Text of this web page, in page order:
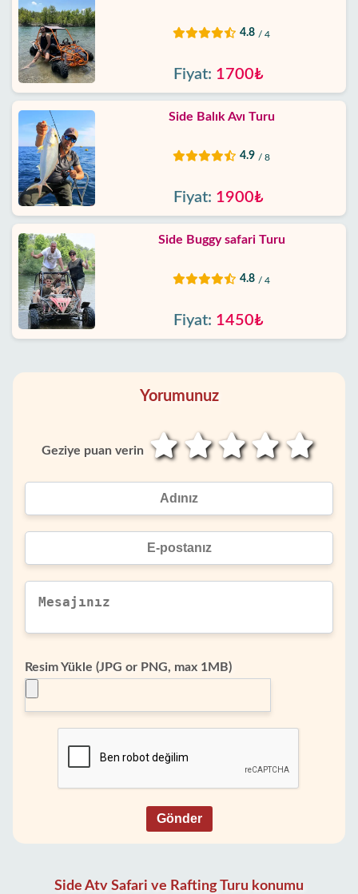
4.8 / 4
Fiyat: 1700₺
Side Balık Avı Turu
4.9 / 8
Fiyat: 1900₺
Side Buggy safari Turu
4.8 / 4
Fiyat: 1450₺
Yorumunuz
Geziye puan verin
Resim Yükle (JPG or PNG, max 1MB)
Gönder
Side Atv Safari ve Rafting Turu konumu